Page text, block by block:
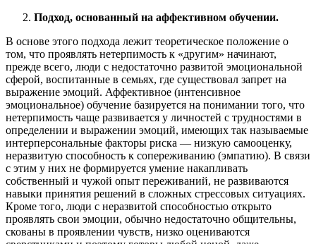
Подход, основанный на аффективном обучении.
В основе этого подхода лежит теоретическое положение о
том, что проявлять нетерпимость к «другим» начинают,
прежде всего, люди с недостаточно развитой эмоциональной
сферой, воспитанные в семьях, где существовал запрет на
выражение эмоций. Аффективное (интенсивное
эмоциональное) обучение базируется на понимании того, что
нетерпимость чаще развивается у личностей с трудностями в
определении и выражении эмоций, имеющих так называемые
интерперсональные факторы риска — низкую самооценку,
неразвитую способность к сопереживанию (эмпатию). В связи
с этим у них не формируется умение накапливать
собственный и чужой опыт переживаний, не развиваются
навыки принятия решений в сложных стрессовых ситуациях.
Кроме того, люди с неразвитой способностью открыто
проявлять свои эмоции, обычно недостаточно общительны,
скованы в проявлении чувств, низко оцениваются